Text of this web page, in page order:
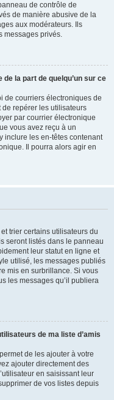
de contrôle de
de manière abusive de la
aux modérateurs. Ils
messages privés.
la part de quelqu’un sur ce
de courriers électroniques de
repérer les utilisateurs
par courrier électronique
vous avez reçu à un
inclure les en-têtes contenant
Il pourra alors agir en
trier certains utilisateurs du
seront listés dans le panneau
leur statut en ligne et
utilisé, les messages publiés
mis en surbrillance. Si vous
les messages qu’il publiera
de ma liste d’amis
de les ajouter à votre
ajouter directement des
en saisissant leur
de vos listes depuis